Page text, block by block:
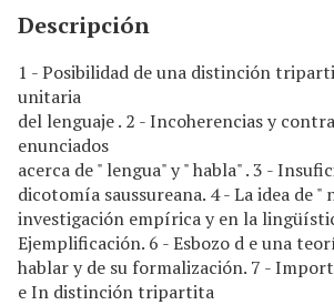
Descripción
1 - Posibilidad de una distinción
unitaria
del lenguaje . 2 - Incoherencias y
enunciados
acerca de " lengua" y " habla" . 3 -
dicotomía saussureana. 4 - La idea de "
investigación empírica y en la
Ejemplificación. 6 - Esbozo d e una
hablar y de su formalización. 7 -
e In distinción tripartita